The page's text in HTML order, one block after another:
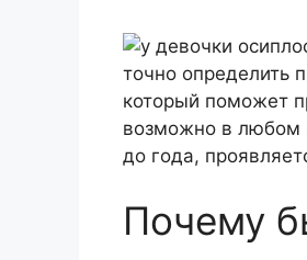
точно определить
который поможет
возможно в любом
до года,
Почему